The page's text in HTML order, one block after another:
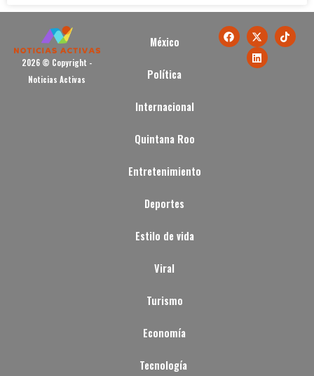
2026 © Copyright -
Noticias Activas
México
Política
Internacional
Quintana Roo
Entretenimiento
Deportes
Estilo de vida
Viral
Turismo
Economía
Tecnología